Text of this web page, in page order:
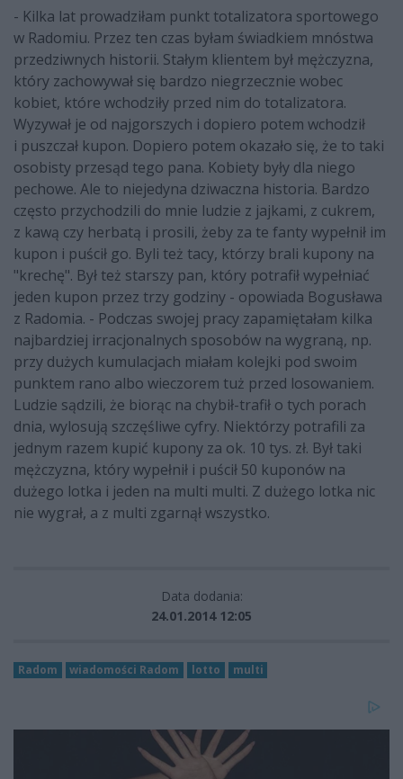
- Kilka lat prowadziłam punkt totalizatora sportowego
w Radomiu. Przez ten czas byłam świadkiem mnóstwa
przedziwnych historii. Stałym klientem był mężczyzna,
który zachowywał się bardzo niegrzecznie wobec
kobiet, które wchodziły przed nim do totalizatora.
Wyzywał je od najgorszych i dopiero potem wchodził
i puszczał kupon. Dopiero potem okazało się, że to taki
osobisty przesąd tego pana. Kobiety były dla niego
pechowe. Ale to niejedyna dziwaczna historia. Bardzo
często przychodzili do mnie ludzie z jajkami, z cukrem,
z kawą czy herbatą i prosili, żeby za te fanty wypełnił im
kupon i puścił go. Byli też tacy, którzy brali kupony na
"krechę". Był też starszy pan, który potrafił wypełniać
jeden kupon przez trzy godziny - opowiada Bogusława
z Radomia. - Podczas swojej pracy zapamiętałam kilka
najbardziej irracjonalnych sposobów na wygraną, np.
przy dużych kumulacjach miałam kolejki pod swoim
punktem rano albo wieczorem tuż przed losowaniem.
Ludzie sądzili, że biorąc na chybił-trafił o tych porach
dnia, wylosują szczęśliwe cyfry. Niektórzy potrafili za
jednym razem kupić kupony za ok. 10 tys. zł. Był taki
mężczyzna, który wypełnił i puścił 50 kuponów na
dużego lotka i jeden na multi multi. Z dużego lotka nic
nie wygrał, a z multi zgarnął wszystko.
Data dodania:
24.01.2014 12:05
Radom wiadomości Radom lotto multi